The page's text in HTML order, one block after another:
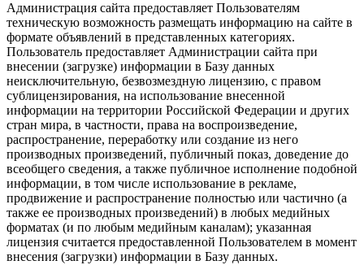
Администрация сайта предоставляет Пользователям
техническую возможность размещать информацию на сайте в
формате объявлений в представленных категориях.
Пользователь предоставляет Администрации сайта при
внесении (загрузке) информации в Базу данных
неисключительную, безвозмездную лицензию, с правом
сублицензирования, на использование внесенной
информации на территории Российской Федерации и других
стран мира, в частности, права на воспроизведение,
распространение, переработку или создание из него
производных произведений, публичный показ, доведение до
всеобщего сведения, а также публичное исполнение подобной
информации, в том числе использование в рекламе,
продвижение и распространение полностью или частично (а
также ее производных произведений) в любых медийных
форматах (и по любым медийным каналам); указанная
лицензия считается предоставленной Пользователем в момент
внесения (загрузки) информации в Базу данных.